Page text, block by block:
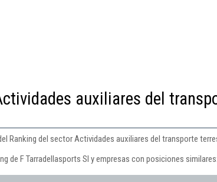
auxiliares del
Ranking del sector Actividades auxiliares del transporte
de F Tarradellasports Sl y empresas con posiciones similares: